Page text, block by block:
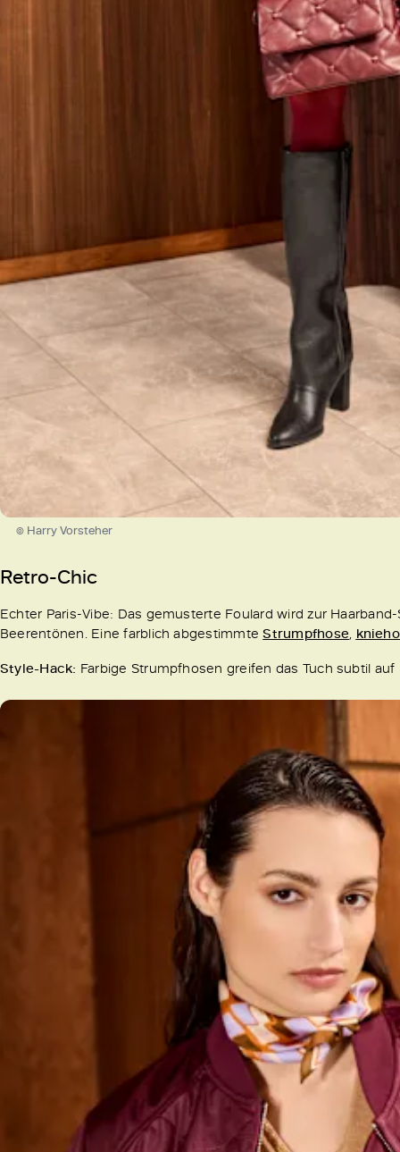
© Harry Vorsteher
Retro-Chic
Echter Paris-Vibe: Das gemusterte Foulard wird zur
Beerentönen. Eine farblich abgestimmteStrumpfhose,
Style-Hack: Farbige Strumpfhosen greifen das Tuch subtil